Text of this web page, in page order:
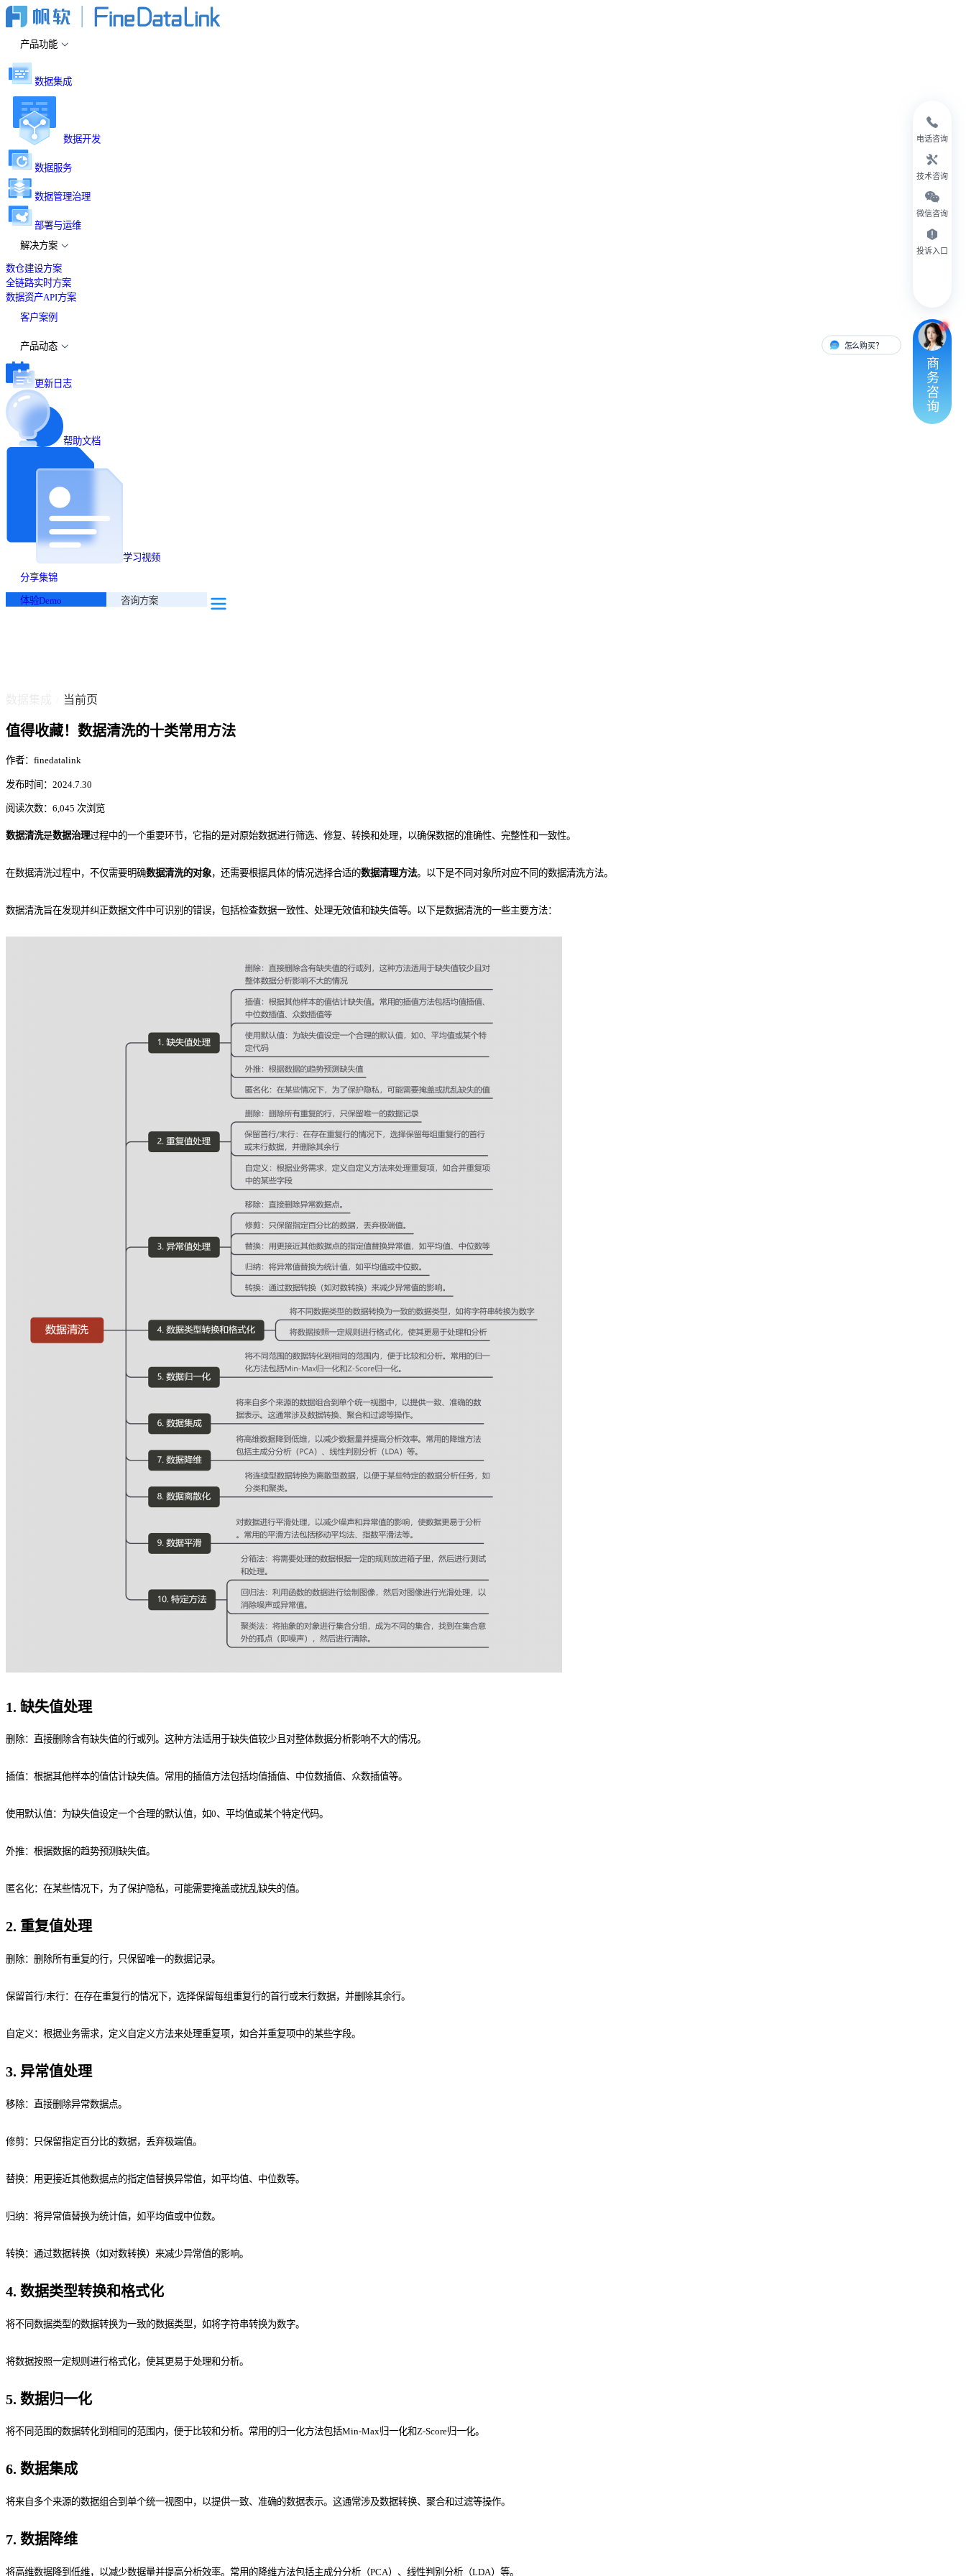
产品功能
数据集成
数据开发
数据服务
数据管理治理
部署与运维
解决方案
数仓建设方案
全链路实时方案
数据资产API方案
客户案例
产品动态
更新日志
帮助文档
学习视频
分享集锦
体验Demo 咨询方案
当前页
值得收藏！数据清洗的十类常用方法
作者：finedatalink
发布时间：2024.7.30
阅读次数：6,045 次浏览
数据清洗是数据治理过程中的一个重要环节，它指的是对原始数据进行筛选、修复、转换和处理，以确保数据的准确性、完整性和一致性。
在数据清洗过程中，不仅需要明确数据清洗的对象 ，还需要根据具体的情况选择合适的数据清理方法。以下是不同对象所对应不同的数据清洗方法。
数据清洗旨在发现并纠正数据文件中可识别的错误，包括检查数据一致性、处理无效值和缺失值等。以下是数据清洗的一些主要方法：
1. 缺失值处理
删除：直接删除含有缺失值的行或列。这种方法适用于缺失值较少且对整体数据分析影响不大的情况。
插值：根据其他样本的值估计缺失值。常用的插值方法包括均值插值、中位数插值、众数插值等。
使用默认值：为缺失值设定一个合理的默认值，如0、平均值或某个特定代码。
外推：根据数据的趋势预测缺失值。
匿名化：在某些情况下，为了保护隐私，可能需要掩盖或扰乱缺失的值。
2. 重复值处理
删除：删除所有重复的行，只保留唯一的数据记录。
保留首行/末行：在存在重复行的情况下，选择保留每组重复行的首行或末行数据，并删除其余行。
自定义：根据业务需求，定义自定义方法来处理重复项，如合并重复项中的某些字段。
3. 异常值处理
移除：直接删除异常数据点。
修剪：只保留指定百分比的数据，丢弃极端值。
替换：用更接近其他数据点的指定值替换异常值，如平均值、中位数等。
归纳：将异常值替换为统计值，如平均值或中位数。
转换：通过数据转换（如对数转换）来减少异常值的影响。
4. 数据类型转换和格式化
将不同数据类型的数据转换为一致的数据类型，如将字符串转换为数字。
将数据按照一定规则进行格式化，使其更易于处理和分析。
5. 数据归一化
将不同范围的数据转化到相同的范围内，便于比较和分析。常用的归一化方法包括Min-Max归一化和Z-Score归一化。
6. 数据集成
将来自多个来源的数据组合到单个统一视图中，以提供一致、准确的数据表示。这通常涉及数据转换、聚合和过滤等操作。
7. 数据降维
将高维数据降到低维，以减少数据量并提高分析效率。常用的降维方法包括主成分分析（PCA）、线性判别分析（LDA）等。
电话咨询
技术咨询
微信咨询
投诉入口
怎么购买？ 有人对接
商
务
咨
询